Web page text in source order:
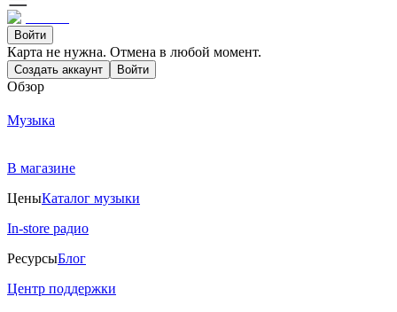
Войти
Карта не нужна. Отмена в любой момент.
Создать аккаунт Войти
Обзор
Музыка
В магазине
ЦеныКаталог музыки
In-store радио
РесурсыБлог
Центр поддержки